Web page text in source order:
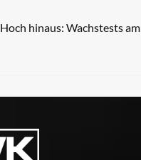
Hoch hinaus: Wachstests